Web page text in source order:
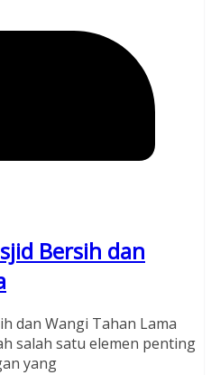
Bersih dan
dan Wangi Tahan Lama
salah satu elemen penting
yang